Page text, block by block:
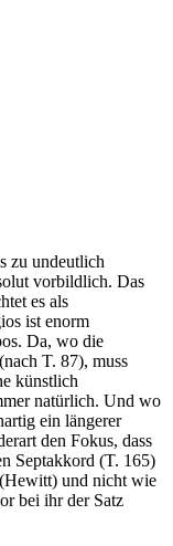
zu undeutlich
vorbildlich. Das
es als
ist enorm
Da, wo die
T. 87), muss
künstlich
natürlich. Und wo
ein längerer
den Fokus, dass
Septakkord (T. 165)
(Hewitt) und nicht wie
bei ihr der Satz